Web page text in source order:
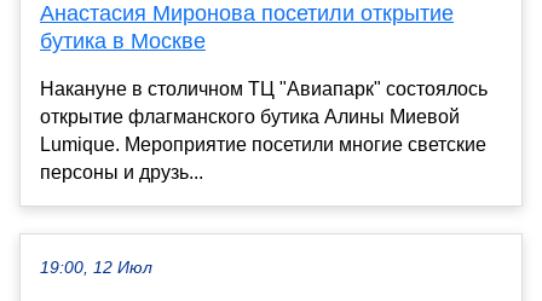
Анастасия Миронова посетили открытие
бутика в Москве
Накануне в столичном ТЦ "Авиапарк" состоялось
открытие флагманского бутика Алины Миевой
Lumique. Мероприятие посетили многие светские
персоны и друзь...
19:00, 12 Июл